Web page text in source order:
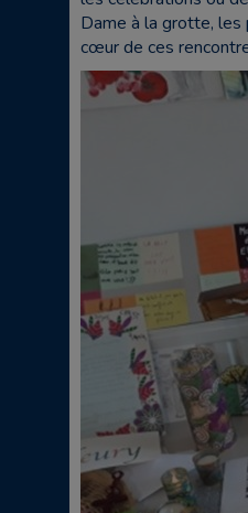
Dame à la grotte, les
cœur de ces